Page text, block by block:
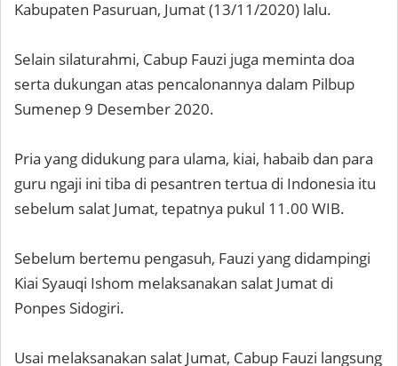
Kabupaten Pasuruan, Jumat (13/11/2020) lalu.
Selain silaturahmi, Cabup Fauzi juga meminta doa
serta dukungan atas pencalonannya dalam Pilbup
Sumenep 9 Desember 2020.
Pria yang didukung para ulama, kiai, habaib dan para
guru ngaji ini tiba di pesantren tertua di Indonesia itu
sebelum salat Jumat, tepatnya pukul 11.00 WIB.
Sebelum bertemu pengasuh, Fauzi yang didampingi
Kiai Syauqi Ishom melaksanakan salat Jumat di
Ponpes Sidogiri.
Usai melaksanakan salat Jumat, Cabup Fauzi langsung